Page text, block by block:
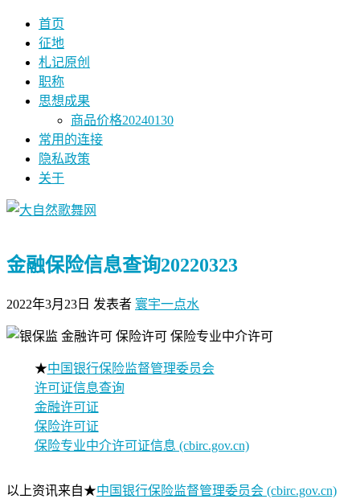
首页
征地
札记原创
职称
思想成果
商品价格20240130
常用的连接
隐私政策
关于
金融保险信息查询20220323
2022年3月23日 发表者 寰宇一点水
★中国银行保险监督管理委员会
许可证信息查询
金融许可证
保险许可证
保险专业中介许可证信息 (cbirc.gov.cn)
以上资讯来自★中国银行保险监督管理委员会 (cbirc.gov.cn)